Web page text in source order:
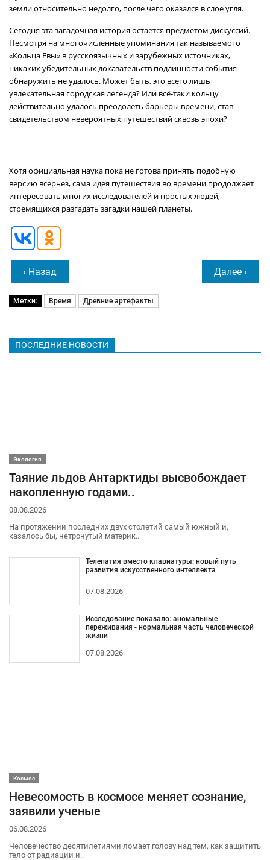
земли относительно недолго, после чего оказался в слое угля.
Сегодня эта загадочная история остается предметом дискуссий.
Несмотря на многочисленные упоминания так называемого
«Кольца Евы» в русскоязычных и зарубежных источниках,
никаких убедительных доказательств подлинности события
обнаружить не удалось. Может быть, это всего лишь
увлекательная городская легенда? Или всё-таки кольцу
действительно удалось преодолеть барьеры времени, став
свидетельством невероятных путешествий сквозь эпохи?
Хотя официальная наука пока не готова принять подобную
версию всерьез, сама идея путешествия во времени продолжает
интересовать многих исследователей и простых людей,
стремящихся разгадать загадки нашей планеты.
‹ Назад Далее ›
Метки: Время Древние артефакты
ПОСЛЕДНИЕ НОВОСТИ
Экология
Таяние льдов Антарктиды высвобождает
накопленную годами..
08.08.2026
На протяжении последних двух столетий самый южный и,
казалось бы, нетронутый материк..
Телепатия вместо клавиатуры: новый путь
развития искусственного интеллекта
07.08.2026
Исследование показало: аномальные
переживания - нормальная часть человеческой
жизни
07.08.2026
Космос
Невесомость в космосе меняет сознание,
заявили ученые
06.08.2026
Человечество десятилетиями ломает голову над тем, как защитить
тело от радиации и..